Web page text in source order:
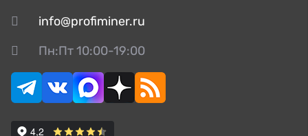
info@profiminer.ru
Пн:Пт 10:00-19:00